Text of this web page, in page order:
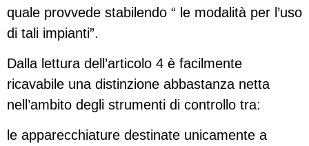
quale provvede stabilendo “ le modalità per l’uso
di tali impianti”.
Dalla lettura dell’articolo 4 è facilmente
ricavabile una distinzione abbastanza netta
nell’ambito degli strumenti di controllo tra:
le apparecchiature destinate unicamente a